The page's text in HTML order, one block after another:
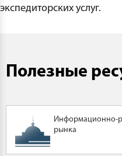
экспедиторских услуг.
Полезные
Информационно-
рынка